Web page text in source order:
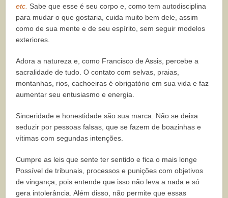
etc. Sabe que esse é seu corpo e, como temautodisciplina
para mudar o que gostaria, cuida muito bem dele, assim
como de sua mente e de seu espírito, sem seguir modelos
exteriores.
Adora a natureza e, como Francisco de Assis, percebe a
sacralidade de tudo. O contato com selvas, praias,
montanhas, rios, cachoeiras é obrigatório em sua vida e faz
aumentar seu entusiasmo e energia.
Sinceridade e honestidade são sua marca. Não se deixa
seduzir por pessoas falsas, que se fazem de boazinhas e
vítimas com segundas intenções.
Cumpre as leis que sente ter sentido e fica o mais longe
Possível de tribunais, processos e punições com objetivos
de vingança, pois entende que isso não leva a nada e só
gera intolerância. Além disso, não permite que essas